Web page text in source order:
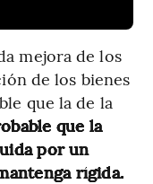
mejora de los
de los bienes
que la de la
que la
por un
rígida.